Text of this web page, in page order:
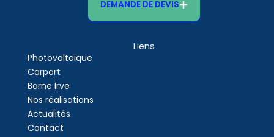
DEMANDE DE DEVIS
Liens
Photovoltaique
Carport
Borne Irve
Nos réalisations
Actualités
Contact